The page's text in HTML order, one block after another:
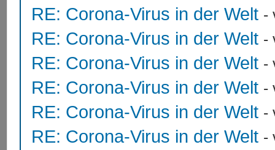
RE: Corona-Virus in der Welt -
RE: Corona-Virus in der Welt -
RE: Corona-Virus in der Welt -
RE: Corona-Virus in der Welt -
RE: Corona-Virus in der Welt -
RE: Corona-Virus in der Welt -